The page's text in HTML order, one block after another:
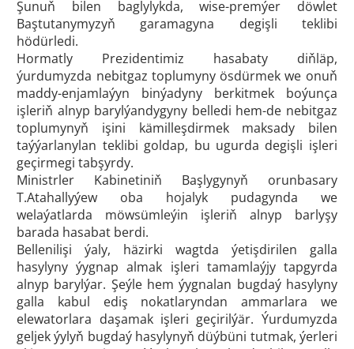
Şunuň bilen baglylykda, wise-premýer döwlet
Baştutanymyzyň garamagyna degişli teklibi
hödürledi.
Hormatly Prezidentimiz hasabaty diňläp,
ýurdumyzda nebitgaz toplumyny ösdürmek we onuň
maddy-enjamlaýyn binýadyny berkitmek boýunça
işleriň alnyp barylýandygyny belledi hem-de nebitgaz
toplumynyň işini kämilleşdirmek maksady bilen
taýýarlanylan teklibi goldap, bu ugurda degişli işleri
geçirmegi tabşyrdy.
Ministrler Kabinetiniň Başlygynyň orunbasary
T.Atahallyýew oba hojalyk pudagynda we
welaýatlarda möwsümleýin işleriň alnyp barlyşy
barada hasabat berdi.
Bellenilişi ýaly, häzirki wagtda ýetişdirilen galla
hasylyny ýygnap almak işleri tamamlaýjy tapgyrda
alnyp barylýar. Şeýle hem ýygnalan bugdaý hasylyny
galla kabul ediş nokatlaryndan ammarlara we
elewatorlara daşamak işleri geçirilýär. Ýurdumyzda
geljek ýylyň bugdaý hasylynyň düýbüni tutmak, ýerleri